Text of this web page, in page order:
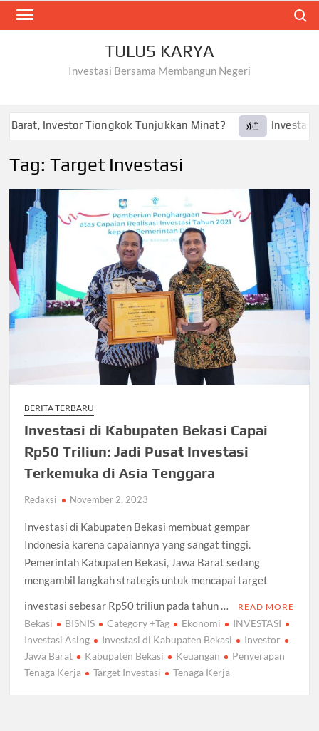
Skip
TULUS KARYA
Investasi Bersama Membangun Negeri
Investor Tiongkok Tunjukkan Minat? Investasi
Tag:Target Investasi
BERITA TERBARU
Investasi di Kabupaten Bekasi Capai
Rp50 Triliun: Jadi Pusat Investasi
Terkemuka di Asia Tenggara
Redaksi November 2, 2023
Investasi di Kabupaten Bekasi membuat gempar
Indonesia karena capaiannya yang sangat tinggi.
Pemerintah Kabupaten Bekasi, Jawa Barat sedang
mengambil langkah strategis untuk mencapai target
investasi sebesar Rp50 triliun pada tahun …
READ MORE
Bekasi BISNIS Category +Tag Ekonomi
INVESTASI
Investasi Asing
Investasi di Kabupaten Bekasi
Investor
Jawa Barat
Kabupaten Bekasi Keuangan
Penyerapan
Tenaga Kerja
Target Investasi Tenaga Kerja